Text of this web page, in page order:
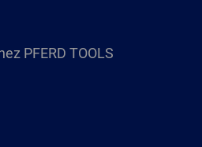
PFERD TOOLS